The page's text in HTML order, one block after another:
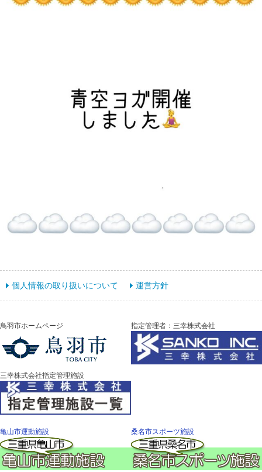
個人情報の取り扱いについて 運営方針
鳥羽市ホームページ 指定管理者：三幸株式会社
三幸株式会社指定管理施設